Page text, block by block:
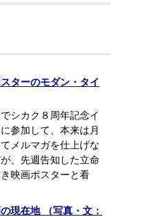
ターのモダン・タイ
シカク８周年記念イ
参加して、本来は月
メルマガを仕上げな
、先週告知した立命
映画ポスターと看
現在地 （写真・文：